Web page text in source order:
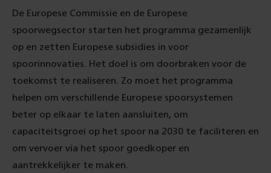
De Europese Commissie en de Europese
spoorwegsector starten het programma gezamenlijk
op en zetten Europese subsidies in voor
spoorinnovaties. Het doel is om doorbraken voor de
toekomst te realiseren. Zo moet het programma
helpen om verschillende Europese spoorsystemen
beter op elkaar te laten aansluiten, om
capaciteitsgroei op het spoor na 2030 te faciliteren en
om vervoer via het spoor goedkoper en
aantrekkelijker te maken.